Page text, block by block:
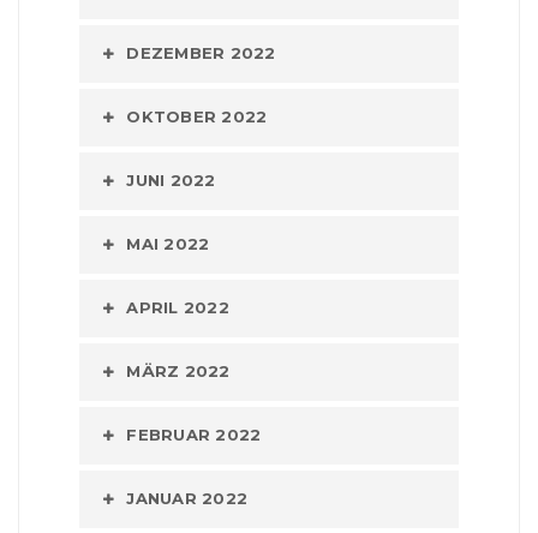
DEZEMBER 2022
OKTOBER 2022
JUNI 2022
MAI 2022
APRIL 2022
MÄRZ 2022
FEBRUAR 2022
JANUAR 2022